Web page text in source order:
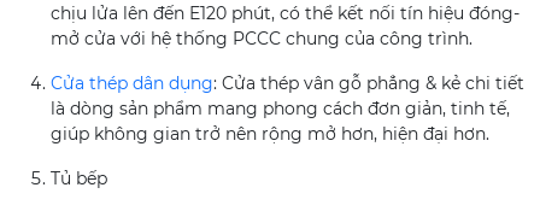
chịu lửa lên đến E120 phút, có thể kết nối tín hiệu đóng-
mở cửa với hệ thống PCCC chung của công trình.
Cửa thép dân dụng: Cửa thép vân gỗ phẳng & kẻ chi tiết
là dòng sản phẩm mang phong cách đơn giản, tinh tế,
giúp không gian trở nên rộng mở hơn, hiện đại hơn.
Tủ bếp